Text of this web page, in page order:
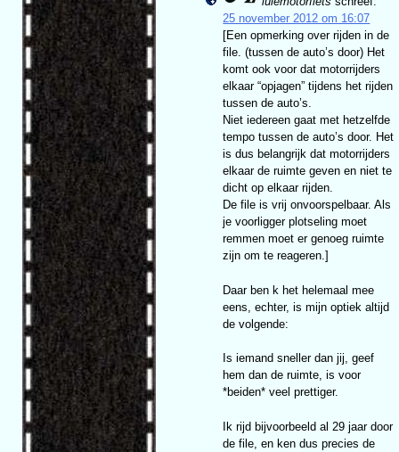
25 november 2012 om 16:07
[Een opmerking over rijden in de
file. (tussen de auto’s door) Het
komt ook voor dat motorrijders
elkaar “opjagen” tijdens het rijden
tussen de auto’s.
Niet iedereen gaat met hetzelfde
tempo tussen de auto’s door. Het
is dus belangrijk dat motorrijders
elkaar de ruimte geven en niet te
dicht op elkaar rijden.
De file is vrij onvoorspelbaar. Als
je voorligger plotseling moet
remmen moet er genoeg ruimte
zijn om te reageren.]
Daar ben k het helemaal mee
eens, echter, is mijn optiek altijd
de volgende:
Is iemand sneller dan jij, geef
hem dan de ruimte, is voor
*beiden* veel prettiger.
Ik rijd bijvoorbeeld al 29 jaar door
de file, en ken dus precies de